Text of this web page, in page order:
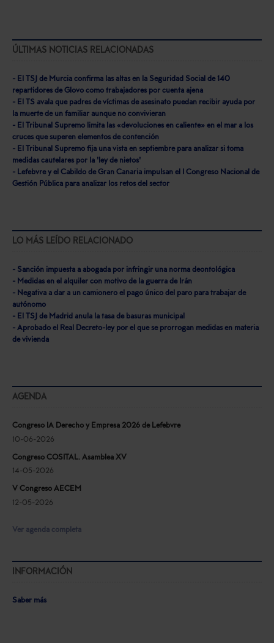
ÚLTIMAS NOTICIAS RELACIONADAS
- El TSJ de Murcia confirma las altas en la Seguridad Social de 140
repartidores de Glovo como trabajadores por cuenta ajena
- El TS avala que padres de víctimas de asesinato puedan recibir ayuda por
la muerte de un familiar aunque no convivieran
- El Tribunal Supremo limita las «devoluciones en caliente» en el mar a los
cruces que superen elementos de contención
- El Tribunal Supremo fija una vista en septiembre para analizar si toma
medidas cautelares por la 'ley de nietos'
- Lefebvre y el Cabildo de Gran Canaria impulsan el I Congreso Nacional de
Gestión Pública para analizar los retos del sector
LO MÁS LEÍDO RELACIONADO
- Sanción impuesta a abogada por infringir una norma deontológica
- Medidas en el alquiler con motivo de la guerra de Irán
- Negativa a dar a un camionero el pago único del paro para trabajar de
autónomo
- El TSJ de Madrid anula la tasa de basuras municipal
- Aprobado el Real Decreto-ley por el que se prorrogan medidas en materia
de vivienda
AGENDA
Congreso IA Derecho y Empresa 2026 de Lefebvre
10-06-2026
Congreso COSITAL. Asamblea XV
14-05-2026
V Congreso AECEM
12-05-2026
Ver agenda completa
INFORMACIÓN
Saber más